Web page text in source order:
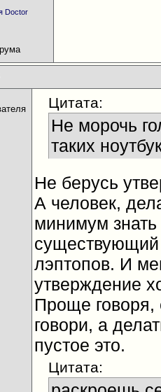
Цитата:
Не морочь
таких
Не берусь
А человек,
минимум
лэптопов. И
утверждение
Проще говоря,
говори, а
пустое это.
Цитата: